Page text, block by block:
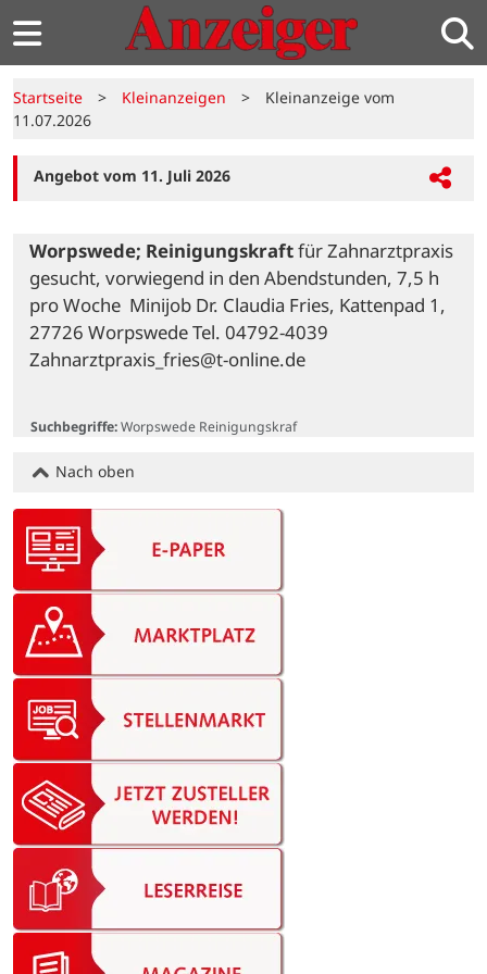
Startseite > Kleinanzeigen >
Kleinanzeige vom
11.07.2026
Angebot vom 11. Juli 2026
Worpswede; Reinigungskraft für Zahnarztpraxis
gesucht, vorwiegend in den Abendstunden, 7,5 h
pro Woche  Minijob Dr. Claudia Fries, Kattenpad 1,
27726 Worpswede Tel. 04792-4039
Zahnarztpraxis_fries@t-online.de
Suchbegriffe:Worpswede Reinigungskraf
Nach oben